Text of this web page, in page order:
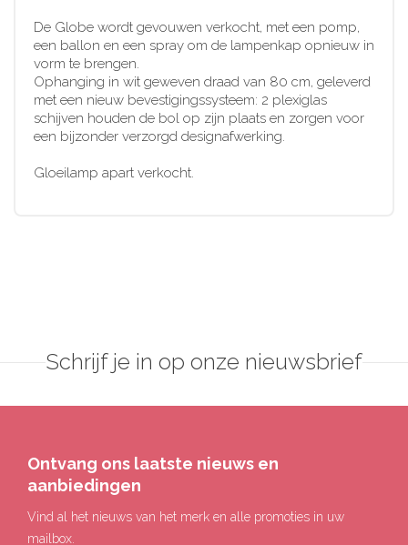
De Globe wordt gevouwen verkocht, met een pomp,
een ballon en een spray om de lampenkap opnieuw in
vorm te brengen.
Ophanging in wit geweven draad van 80 cm, geleverd
met een nieuw bevestigingssysteem: 2 plexiglas
schijven houden de bol op zijn plaats en zorgen voor
een bijzonder verzorgd designafwerking.
Gloeilamp apart verkocht.
Schrijf je in op onze nieuwsbrief
Ontvang ons laatste nieuws en
aanbiedingen
Vind al het nieuws van het merk en alle promoties in uw
mailbox.